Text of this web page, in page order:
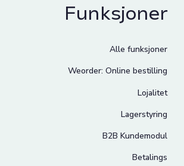
Funksjoner
Alle funksjoner
Weorder: Online bestilling
Lojalitet
Lagerstyring
B2B Kundemodul
Betalings